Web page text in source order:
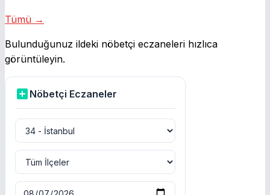
Tümü →
Bulunduğunuz ildeki nöbetçi eczaneleri hızlıca
görüntüleyin.